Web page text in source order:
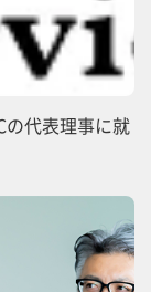
の代表理事に就